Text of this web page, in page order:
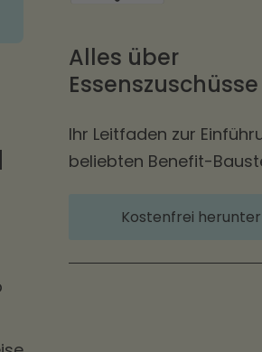
Alles über
Essenszuschüsse
Ihr Leitfaden zur
beliebten Benefit-
Kostenfrei